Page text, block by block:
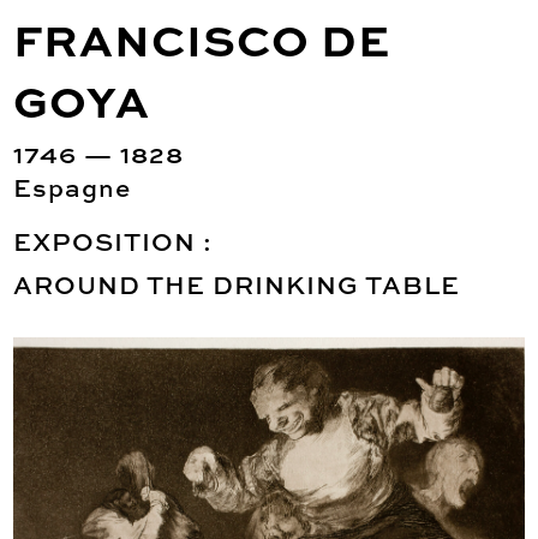
FRANCISCO DE
GOYA
1746 — 1828
Espagne
EXPOSITION :
AROUND THE DRINKING TABLE